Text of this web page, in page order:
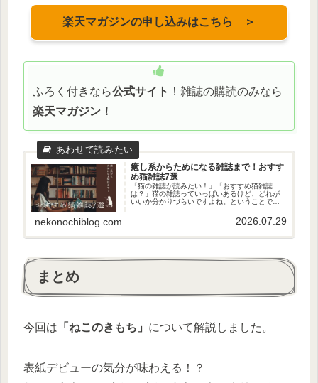
楽天マガジンの申し込みはこちら ＞
ふろく付きなら公式サイト ！雑誌の購読のみなら
楽天マガジン！
癒し系からためになる雑誌まで！おすす
め猫雑誌7選
「猫の雑誌が読みたい！」「おすすめ猫雑誌
は？」猫の雑誌っていっぱいあるけど、どれが
いいか分かりづらいですよね。ということで、
介します！猫好きの私が責任をもって探してき
ました…！この記事を読めばあたな...
nekonochiblog.com 2026.07.29
まとめ
今回は 「ねこのきもち」 について解説しました。
表紙デビューの気分が味わえる！？